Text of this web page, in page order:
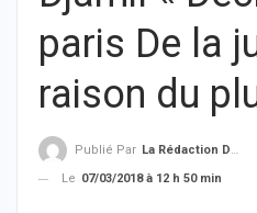
paris De la
raison du
Publié Par La Rédaction De THIEYSENEGAL.com
Le 07/03/2018 à 12 h 50 min